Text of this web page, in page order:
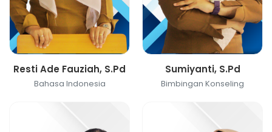
Resti Ade Fauziah, S.Pd
Bahasa Indonesia
Sumiyanti, S.Pd
Bimbingan Konseling